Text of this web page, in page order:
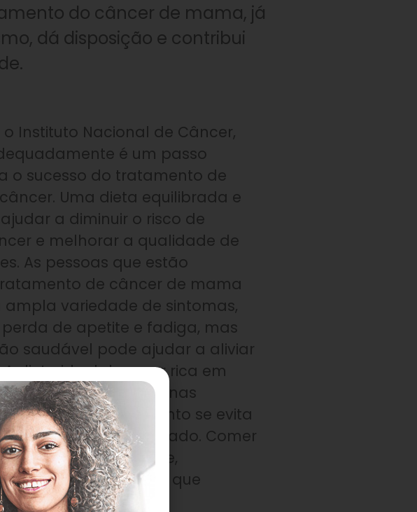
do câncer de mama, já
dá disposição e contribui
Instituto Nacional de Câncer,
é um passo
o sucesso do tratamento de
Uma dieta equilibrada e
a diminuir o risco de
e melhorar a qualidade de
As pessoas que estão
de câncer de mama
variedade de sintomas,
de apetite e fadiga, mas
saudável pode ajudar a aliviar
dieta ideal deve ser rica em
grãos integrais, proteínas
saudáveis, enquanto se evita
e açúcar refinado. Comer
a permanecer forte,
os nutrientes de que